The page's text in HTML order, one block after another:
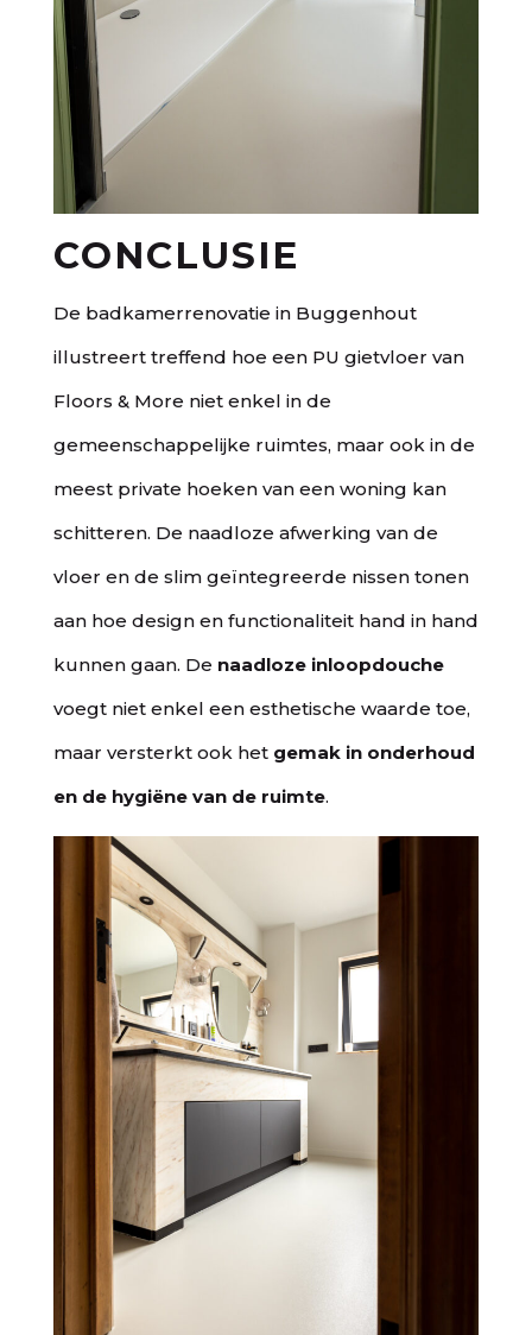
CONCLUSIE
De badkamerrenovatie in Buggenhout
illustreert treffend hoe een PU gietvloer van
Floors & More niet enkel in de
gemeenschappelijke ruimtes, maar ook in de
meest private hoeken van een woning kan
schitteren. De naadloze afwerking van de
vloer en de slim geïntegreerde nissen tonen
aan hoe design en functionaliteit hand in hand
kunnen gaan. De naadloze inloopdouche
voegt niet enkel een esthetische waarde toe,
maar versterkt ook het gemak in onderhoud
en de hygiëne van de ruimte.